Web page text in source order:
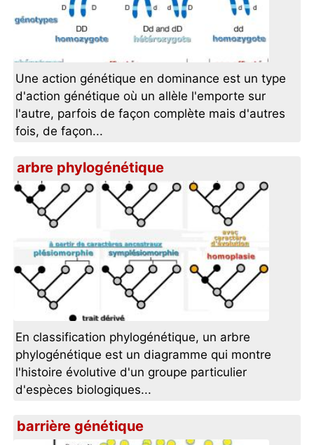
Une action génétique en dominance est un type
d'action génétique où un allèle l'emporte sur
l'autre, parfois de façon complète mais d'autres
fois, de façon...
arbre phylogénétique
En classification phylogénétique, un arbre
phylogénétique est un diagramme qui montre
l'histoire évolutive d'un groupe particulier
d'espèces biologiques...
barrière génétique